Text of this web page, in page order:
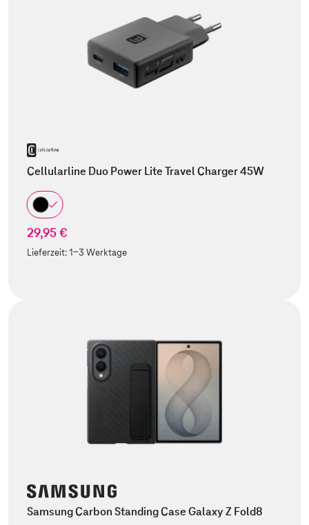
Cellularline Duo Power Lite Travel Charger 45W
29,95 €
Lieferzeit:1-3 Werktage
Samsung Carbon Standing Case Galaxy Z Fold8